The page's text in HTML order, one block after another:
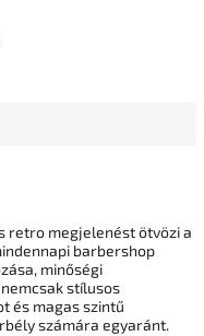
retro megjelenést ötvözi a
barbershop
minőségi
stílusos
és magas szintű
számára egyaránt.